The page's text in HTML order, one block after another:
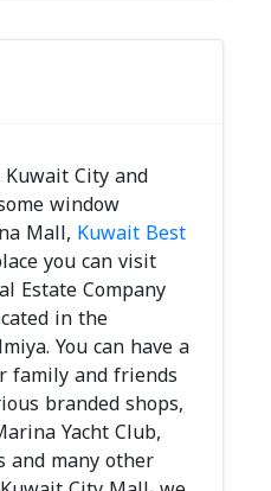
City and
window
Mall, Kuwait Best
you can visit
Estate Company
in the
You can have a
and friends
branded shops,
Yacht Club,
and many other